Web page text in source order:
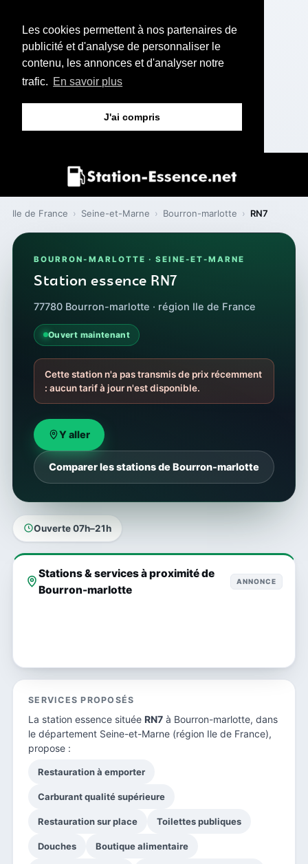
Les cookies permettent à nos partenaires de
publicité et d'analyse de personnaliser le
contenu, les annonces et d'analyser notre
trafic. En savoir plus
J'ai compris
Ile de France › Seine-et-Marne › Bourron-marlotte › RN7
BOURRON-MARLOTTE · SEINE-ET-MARNE
Station essence RN7
77780 Bourron-marlotte · région Ile de France
Ouvert maintenant
Cette station n'a pas transmis de prix récemment
: aucun tarif à jour n'est disponible.
Y aller
Comparer les stations de Bourron-marlotte
Ouverte 07h–21h
Stations & services à proximité de
Bourron-marlotte
ANNONCE
SERVICES PROPOSÉS
La station essence située RN7 à Bourron-marlotte, dans
le département Seine-et-Marne (région Ile de France),
propose :
Restauration à emporter
Carburant qualité supérieure
Restauration sur place Toilettes publiques
Douches Boutique alimentaire